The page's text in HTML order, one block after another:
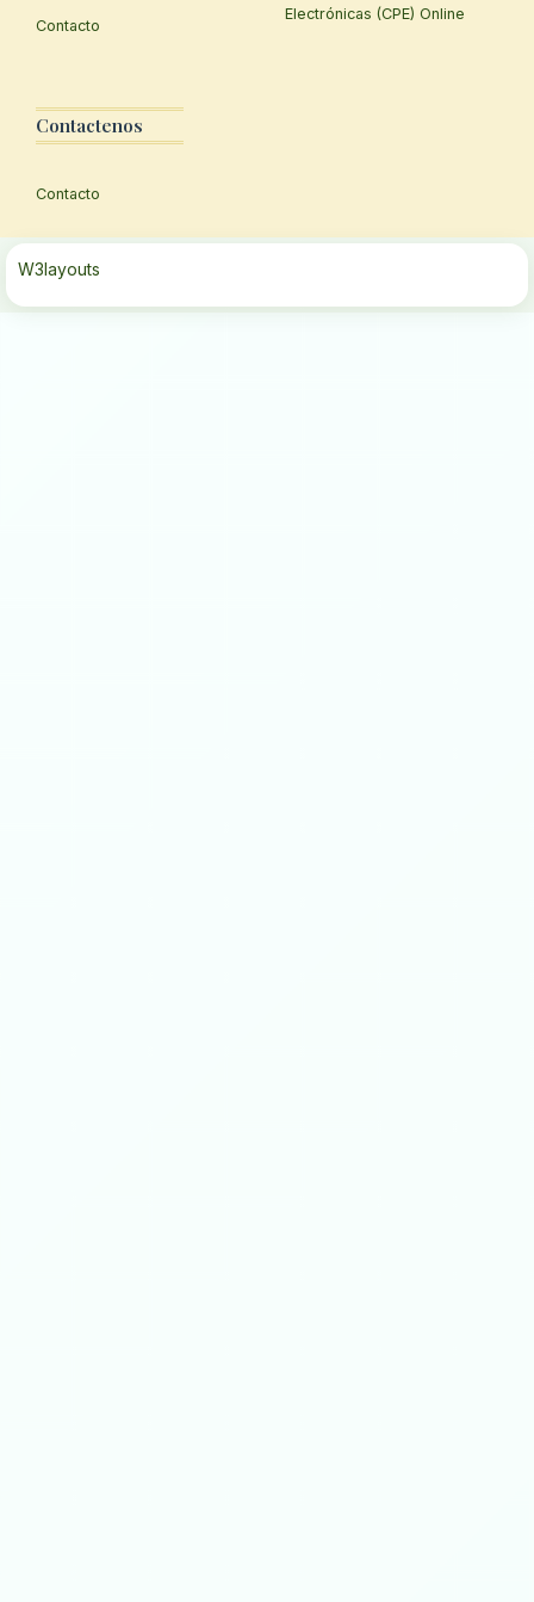
Contacto
Electrónicas (CPE) Online
Contactenos
Contacto
W3layouts